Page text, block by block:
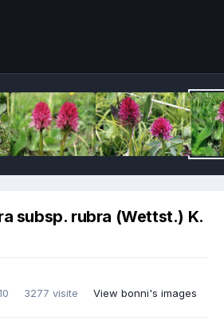
subsp. rubra (Wettst.) K.
3277 visite View bonni's images